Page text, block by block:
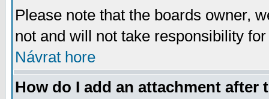
Please note that the boards owner,
not and will not take responsibility
Návrat hore
How do I add an attachment after